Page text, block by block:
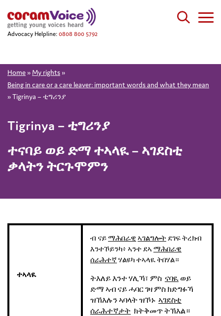
Advocacy Helpline: 0808 800 5792
Home » My rights »
Being in care or a care leaver: important words and what they mean
»Tigrinya – ቲግሪንያ
Tigrinya – ቲግሪንያ
ተናባይ ወይ ድማ ተኣላዪ – ኣገደስቲ
ቃላትን ትርጉሞምን
ተኣላዪ
ብ ናይማሕበራዊ ኣገልግሎትደገፍ ትረክብ
እንተኾይንካ፥ ኣንተ ደኣ ማሕበራዊ
ሰራሕተኛ ሃልዩካ ተኣላዪ ትበሃል።
ትእለይ እንተ ሃሊኻ፣ ምስ ናባዪ ወይ
ድማ ኣብ ናይ ሓባር ገዛ ምስ ክድግፉኻ
ዝኸእሉን ኣባላት ዝኾኑ ኣገደስቲ
ሰራሕተኛታት ክትቅመጥ ትኽእል።